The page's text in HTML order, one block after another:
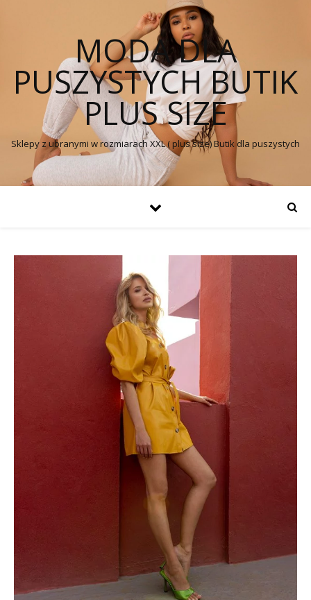
MODA DLA
PUSZYSTYCH BUTIK
PLUS SIZE
Sklepy z ubranymi w rozmiarach XXL ( plus size) Butik dla puszystych